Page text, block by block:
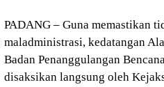
PADANG – Guna memastikan
maladministrasi, kedatangan
Badan Penanggulangan
disaksikan langsung oleh